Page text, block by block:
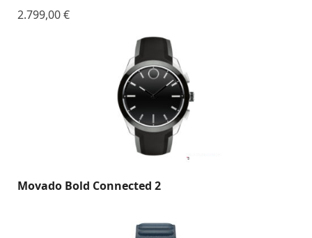
2.799,00€
Movado Bold Connected 2